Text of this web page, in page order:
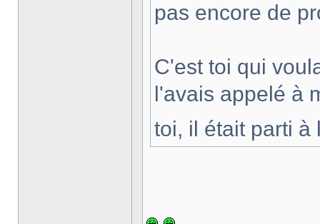
pas encore de
C'est toi qui
l'avais appelé à
toi, il était parti